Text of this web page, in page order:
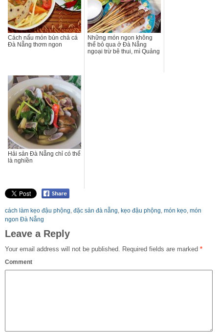
Cách nấu món bún chả cá
Đà Nẵng thơm ngon
Những món ngon không
thể bỏ qua ở Đà Nẵng
ngoại trừ bê thui, mì Quảng
Hải sản Đà Nẵng chỉ có thể
là nghiền
cách làm kẹo đậu phộng, đặc sản đà nẵng, kẹo đậu phộng, món kẹo, món
ngon Đà Nẵng
Leave a Reply
Your email address will not be published. Required fields are marked *
Comment